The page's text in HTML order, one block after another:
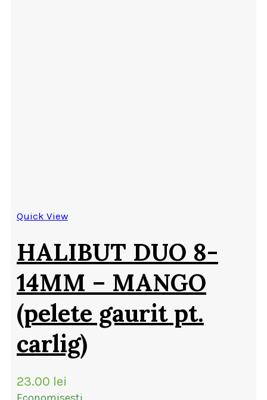
Quick View
HALIBUT DUO 8-
14MM – MANGO
(pelete gaurit pt.
carlig)
23.00 lei